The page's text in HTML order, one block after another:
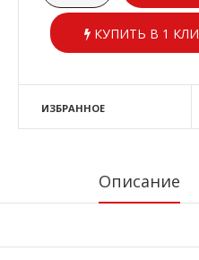
КУПИТЬ В 1
ИЗБРАННОЕ
Описание